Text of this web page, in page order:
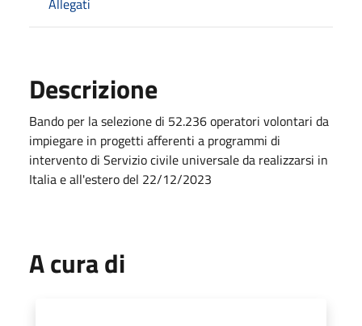
Descrizione
Bando per la selezione di 52.236 operatori volontari da
impiegare in progetti afferenti a programmi di
intervento di Servizio civile universale da realizzarsi in
Italia e all'estero del 22/12/2023
A cura di